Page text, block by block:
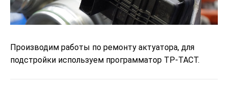
Производим работы по ремонту актуатора, для
подстройки используем программатор ТР-ТАСТ.